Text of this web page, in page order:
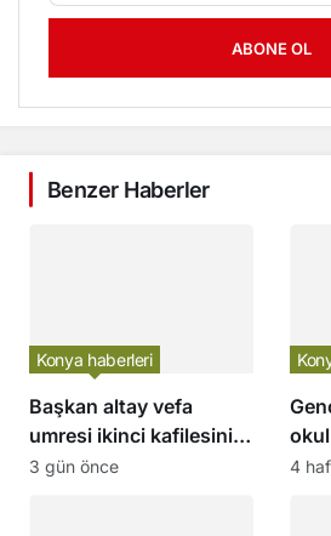
ABONE OL
Benzer Haberler
Başkan altay vefa
umresi ikinci kafilesinin
kura çekilişine katılarak
Konya haberleri
3 gün önce 4